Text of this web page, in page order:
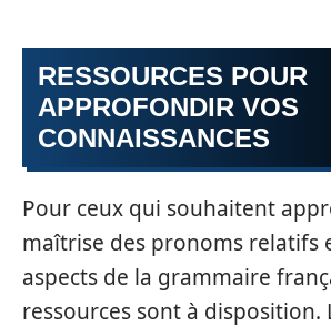
RESSOURCES POUR
APPROFONDIR VOS
CONNAISSANCES
Pour ceux qui souhaitent
maîtrise des pronoms relatifs
aspects de la grammaire
ressources sont à disposition.